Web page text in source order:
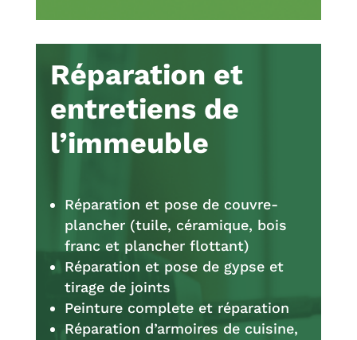
Réparation et
entretiens de
l’immeuble
Réparation et pose de couvre-
plancher (tuile, céramique, bois
franc et plancher flottant)
Réparation et pose de gypse et
tirage de joints
Peinture complete et réparation
Réparation d’armoires de cuisine,